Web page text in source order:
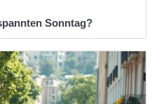
Sonntag?